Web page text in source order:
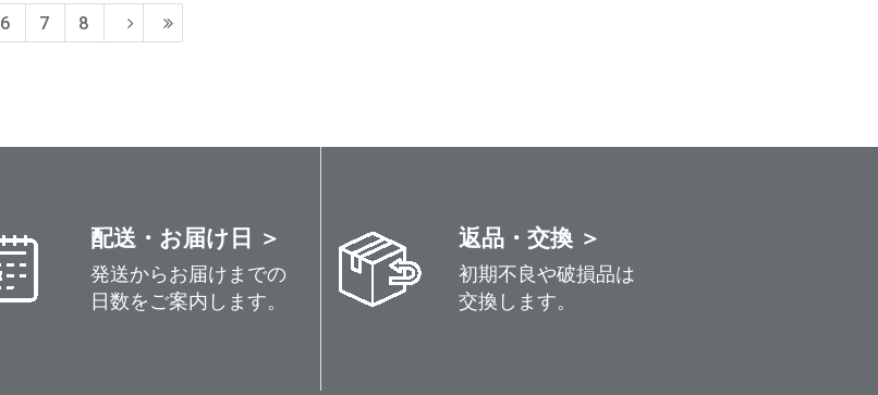
6 7 8
配送・お届け日 ＞
発送からお届けまでの
日数をご案内します。
返品・交換 ＞
初期不良や破損品は
交換します。